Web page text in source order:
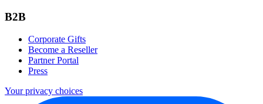
B2B
Corporate Gifts
Become a Reseller
Partner Portal
Press
Your privacy choices